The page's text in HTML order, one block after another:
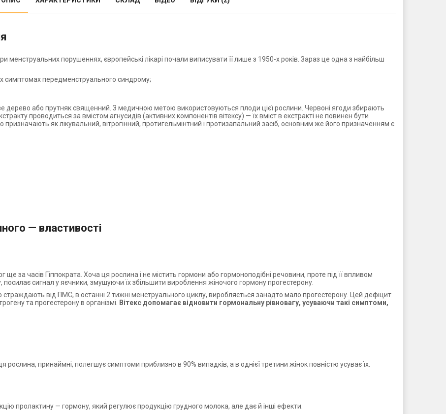
менструальних порушеннях, європейські лікарі почали виписувати її лише з 1950-х років. Зараз це одна з найбільш
симптомах передменструального синдрому;
дерево або прутняк священний. З медичною метою використовуються плоди цієї рослини. Червоні ягоди збирають
проводиться за вмістом агнусидів (активних компонентів вітексу) — їх вміст в екстракті не повинен бути
як лікувальний, вітрогінний, протигельмінтний і протизапальний засіб, основним же його призначенням є
— властивості
ще за часів Гіппократа. Хоча ця рослина і не містить гормони або гормоноподібні речовини, проте під її впливом
посилає сигнал у яєчники, змушуючи їх збільшити вироблення жіночого гормону прогестерону.
від ПМС, в останні 2 тижні менструального циклу, виробляється занадто мало прогестерону. Цей дефіцит
та прогестерону в організмі.
Вітекс допомагає відновити гормональну рівновагу, усуваючи такі симптоми,
принаймні, полегшує симптоми приблизно в 90% випадків, а в однієї третини жінок повністю усуває їх.
пролактину — гормону, який регулює продукцію грудного молока, але дає й інші ефекти.